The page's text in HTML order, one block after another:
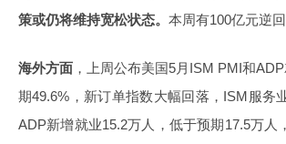
策或仍将维持宽松状态。 本周有100亿元逆回
海外方面 ，上周公布美国5月ISM PMI和
期49.6%，新订单指数大幅回落，ISM服务
ADP新增就业15.2万人，低于预期17.5万